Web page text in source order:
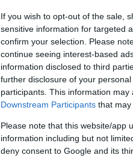
If you wish to opt-out of the sale,
sensitive information for targeted
confirm your selection. Please
continue seeing interest-based
information disclosed to third
further disclosure of your
participants. This information
Downstream Participants that may
Please note that this website/app
information including but not
deny consent to Google and its